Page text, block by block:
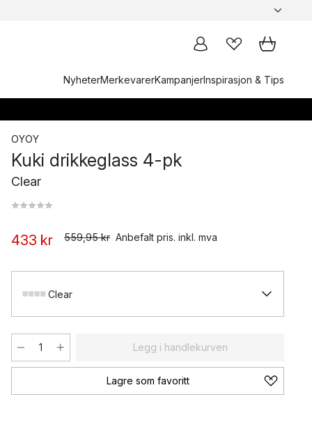
NyheterMerkevarerKampanjerInspirasjon & Tips
OYOY
Kuki drikkeglass 4-pk
Clear
433 kr 559,95 kr Anbefalt pris. inkl. mva
Clear
Legg i handlekurven
Lagre som favoritt